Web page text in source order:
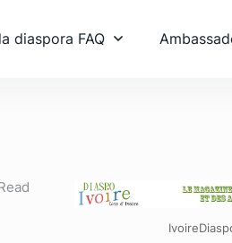
diaspora FAQ